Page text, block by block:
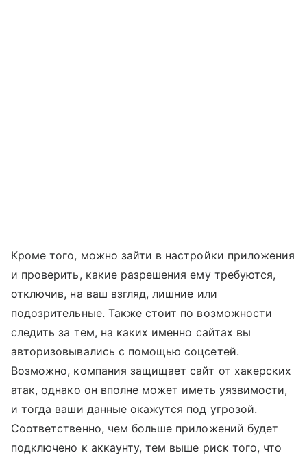
Кроме того, можно зайти в настройки приложения
и проверить, какие разрешения ему требуются,
отключив, на ваш взгляд, лишние или
подозрительные. Также стоит по возможности
следить за тем, на каких именно сайтах вы
авторизовывались с помощью соцсетей.
Возможно, компания защищает сайт от хакерских
атак, однако он вполне может иметь уязвимости,
и тогда ваши данные окажутся под угрозой.
Соответственно, чем больше приложений будет
подключено к аккаунту, тем выше риск того, что